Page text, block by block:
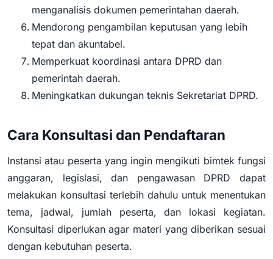
menganalisis dokumen pemerintahan daerah.
Mendorong pengambilan keputusan yang lebih
tepat dan akuntabel.
Memperkuat koordinasi antara DPRD dan
pemerintah daerah.
Meningkatkan dukungan teknis Sekretariat DPRD.
Cara Konsultasi dan Pendaftaran
Instansi atau peserta yang ingin mengikuti bimtek fungsi
anggaran, legislasi, dan pengawasan DPRD dapat
melakukan konsultasi terlebih dahulu untuk menentukan
tema, jadwal, jumlah peserta, dan lokasi kegiatan.
Konsultasi diperlukan agar materi yang diberikan sesuai
dengan kebutuhan peserta.